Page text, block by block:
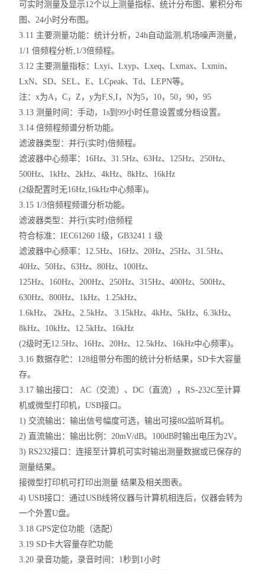
可实时测量及显示12个以上测量指标、统计分布图、累积分布
图、24小时分布图。
3.11 主要测量功能：统计分析，24h自动监测,机场噪声测量，
1/1 倍频程分析,1/3倍频程。
3.12 主要测量指标：Lxyi、Lxyp、Lxeq、Lxmax、Lxmin、
LxN、SD、SEL、E、LCpeak、Td、LEPN等。
注：x为A，C，Z，y为F,S,I，N为5，10，50，90，95
3.13 测量时间：手动，1s到99小时任意设置或分档设置。
3.14 倍频程频谱分析功能。
滤波器类型：并行(实时)倍频程。
滤波器中心频率：16Hz、31.5Hz、63Hz、125Hz、250Hz、
500Hz、1kHz、2kHz、4kHz、8kHz、16kHz
(2级配置时无16Hz,16kHz中心频率)。
3.15 1/3倍频程频谱分析功能。
滤波器类型：并行(实时)倍频程
符合标准：IEC61260 1级，GB3241 1 级
滤波器中心频率：12.5Hz、16Hz、20Hz、25Hz、31.5Hz、
40Hz、50Hz、63Hz、80Hz、100Hz、
125Hz、160Hz、200Hz、250Hz、315Hz、400Hz、500Hz、
630Hz、800Hz、1kHz、1.25kHz、
1.6kHz、 2kHz、2.5kHz、 3.15kHz、4kHz、5kHz、6.3kHz、
8kHz、10kHz、12.5kHz、16kHz
(2级时无12.5Hz、16Hz、20Hz、12.5kHz、16kHz中心频率)。
3.16 数据存贮：128组带分布图的统计分析结果，SD卡大容量
存。
3.17 输出接口： AC（交流）、DC（直流），RS-232C至计算
机或微型打印机，USB接口。
1) 交流输出：输出信号幅度可选，输出可接8Ω监听耳机。
2) 直流输出：输出比例：20mV/dB。100dB时输出电压为2V。
3) RS232接口：连接至计算机可实时输出测量数据或已保存的
测量结果。
接微型打印机可打印出测量 结果及相关图表。
4) USB接口：通过USB线将仪器与计算机相连后，仪器会转为
一个外置U盘。
3.18 GPS定位功能（选配）
3.19 SD卡大容量存贮功能
3.20 录音功能，录音时间：1秒到1小时